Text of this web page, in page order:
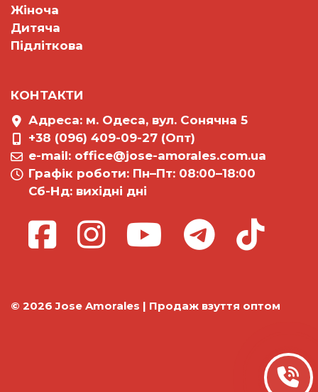
Жіноча
Дитяча
Підліткова
КОНТАКТИ
Адреса: м. Одеса, вул. Сонячна 5
+38 (096) 409-09-27 (Опт)
e-mail: office@jose-amorales.com.ua
Графiк роботи: Пн–Пт: 08:00–18:00
Сб-Нд: вихідні дні
© 2026 Jose Amorales | Продаж взуття оптом